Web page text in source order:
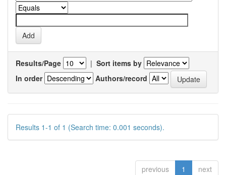
Results/Page | Sort items by
In order
Authors/record
Results 1-1 of 1 (Search time: 0.001 seconds).
previous 1 next